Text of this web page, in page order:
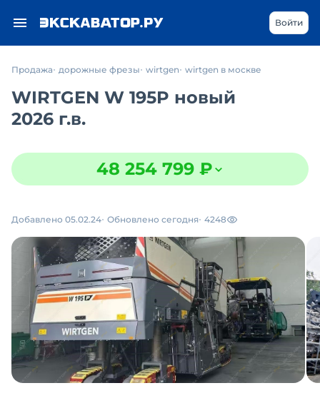
Войти
Продажа дорожные фрезы wirtgen wirtgen в москве
WIRTGEN W 195P новый
2026 г.в.
48 254 799 ₽
Добавлено 05.02.24 Обновлено сегодня 4248